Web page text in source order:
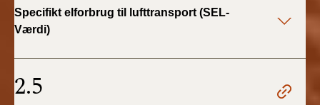
Specifikt elforbrug til lufttransport (SEL-
Værdi)
2.5